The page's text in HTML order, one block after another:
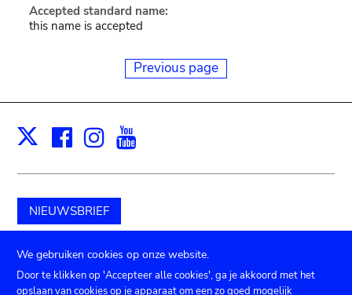
Accepted standard name:
this name is accepted
Previous page
X Facebook
Instagram
NIEUWSBRIEF
Schenk aan het museum
We gebruiken cookies op onze website.
Door te klikken op 'Accepteer alle cookies', ga je akkoord met het
opslaan van cookies op je apparaat om een zo goed mogelijk